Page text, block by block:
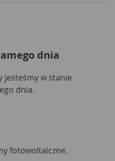
dnia
jesteśmy w stanie
dnia.
fotowoltaiczne.